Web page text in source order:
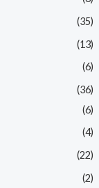
(35)
(13)
(6)
(36)
(6)
(4)
(22)
(2)